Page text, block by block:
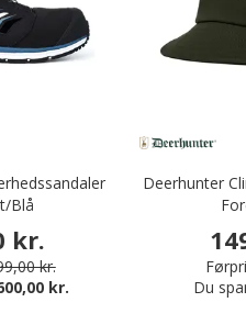
Blå
kr.
kr.
kr.
Deerhunter
Du